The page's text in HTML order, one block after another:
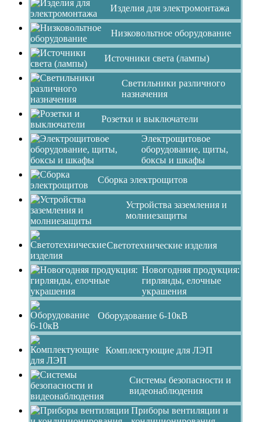
Изделия для электромонтажа
Низковольтное оборудование
Источники света (лампы)
Светильники различного
назначения
Розетки и выключатели
Электрощитовое
оборудование, щиты,
боксы и шкафы
Сборка электрощитов
Устройства заземления и
молниезащиты
Светотехнические изделия
Новогодняя продукция:
гирлянды, елочные
украшения
Оборудование 6-10кВ
Комплектующие для ЛЭП
Системы безопасности и
видеонаблюдения
Приборы вентиляции и